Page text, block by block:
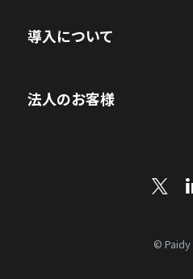
導入について
法人のお客様
© Paidy